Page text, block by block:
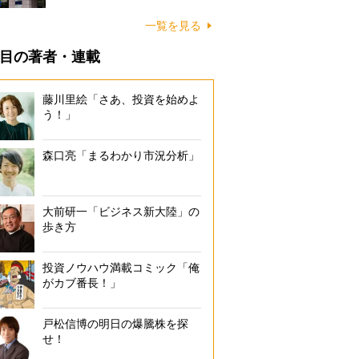
一覧を見る
の著者・連載
藤川里絵「さあ、投資を始めよ
う！」
森口亮「まるわかり市況分析」
大前研一「ビジネス新大陸」の
歩き方
投資ノウハウ満載コミック「俺
がカブ番長！」
戸松信博の明日の爆騰株を探
せ！